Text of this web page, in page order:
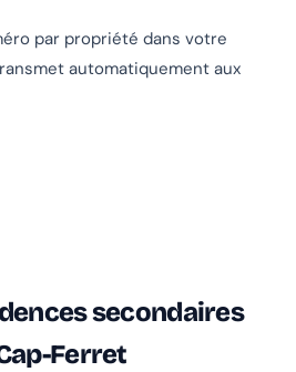
par propriété dans votre
automatiquement aux
secondaires
Ferret